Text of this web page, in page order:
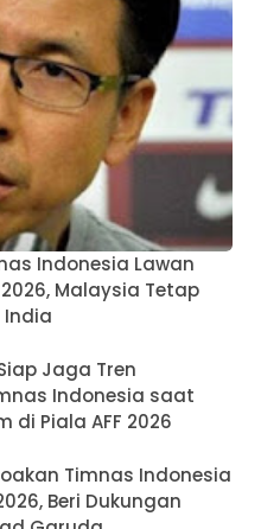
Indonesia Lawan
2026, Malaysia Tetap
Jaga Tren
Indonesia saat
di Piala AFF 2026
Timnas Indonesia
Beri Dukungan